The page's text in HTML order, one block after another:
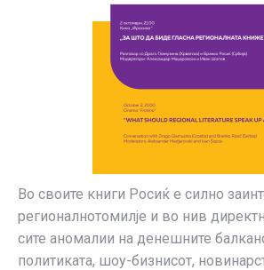
Во своите книги Росиќ е силно
регионалнотомилје и во нив
сите аномалии на денешните
политиката, шоу-бизнисот,